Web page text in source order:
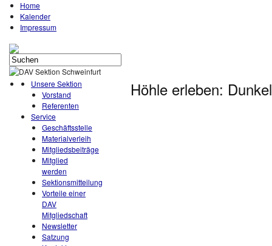
Home
Kalender
Impressum
Unsere Sektion
Vorstand
Referenten
Service
Geschäftsstelle
Materialverleih
Mitgliedsbeiträge
Mitglied
werden
Sektionsmitteilung
Vorteile einer
DAV
Mitgliedschaft
Newsletter
Satzung
Höhle erleben: